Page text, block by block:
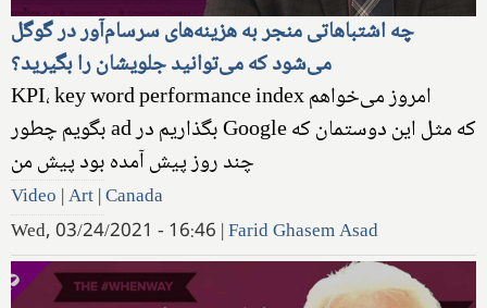
چه اشتباهاتی منجر به هزینه‌های سرسام‌آور در گوگل
می‌شود که می‌توانید جلویشان را بگیرید؟
KPI، key word performance index امروز می‌خواهم
بگویم چطور‌ ad بگذاریم در Google که مثل این دوستمان که
چند روز پیش آمده بود پیش من
Video |Art|Canada
Wed, 03/24/2021 - 16:46 |Farid Ghasem Asad